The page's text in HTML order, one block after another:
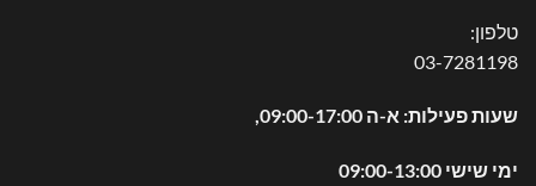
טלפון:
03-7281198
שעות פעילות: א-ה 09:00-17:00,
ימי שישי 09:00-13:00